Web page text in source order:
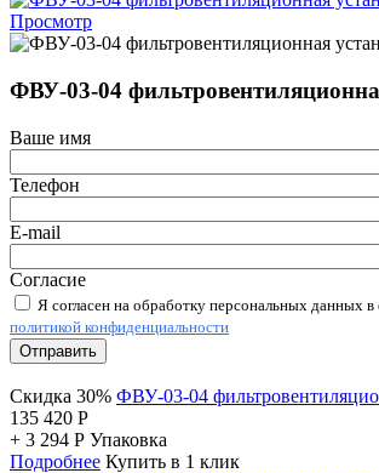
Просмотр
ФВУ-03-04
Ваше имя
Телефон
E-mail
Согласие
Я согласен на обработку персональных данных в
политикой конфиденциальности
Отправить
Скидка 30% ФВУ-03-04
135 420 Р
+ 3 294 Р Упаковка
Подробнее Купить в 1 клик